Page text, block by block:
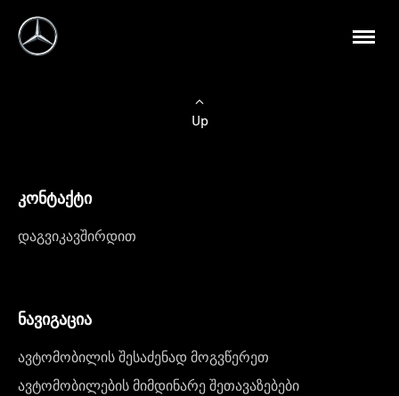
Up
კონტაქტი
დაგვიკავშირდით
ნავიგაცია
ავტომობილის შესაძენად მოგვწერეთ
ავტომობილების მიმდინარე შეთავაზებები